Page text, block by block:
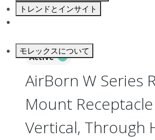
トレンドとインサイト
モレックスについて
Active
AirBorn W Series
Mount
Vertical, Through